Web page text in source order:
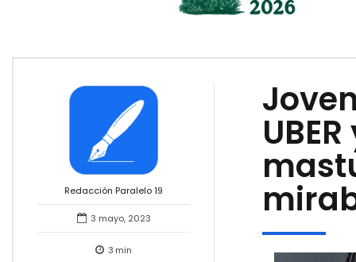
Redacción Paralelo 19
3 mayo, 2023
3 min